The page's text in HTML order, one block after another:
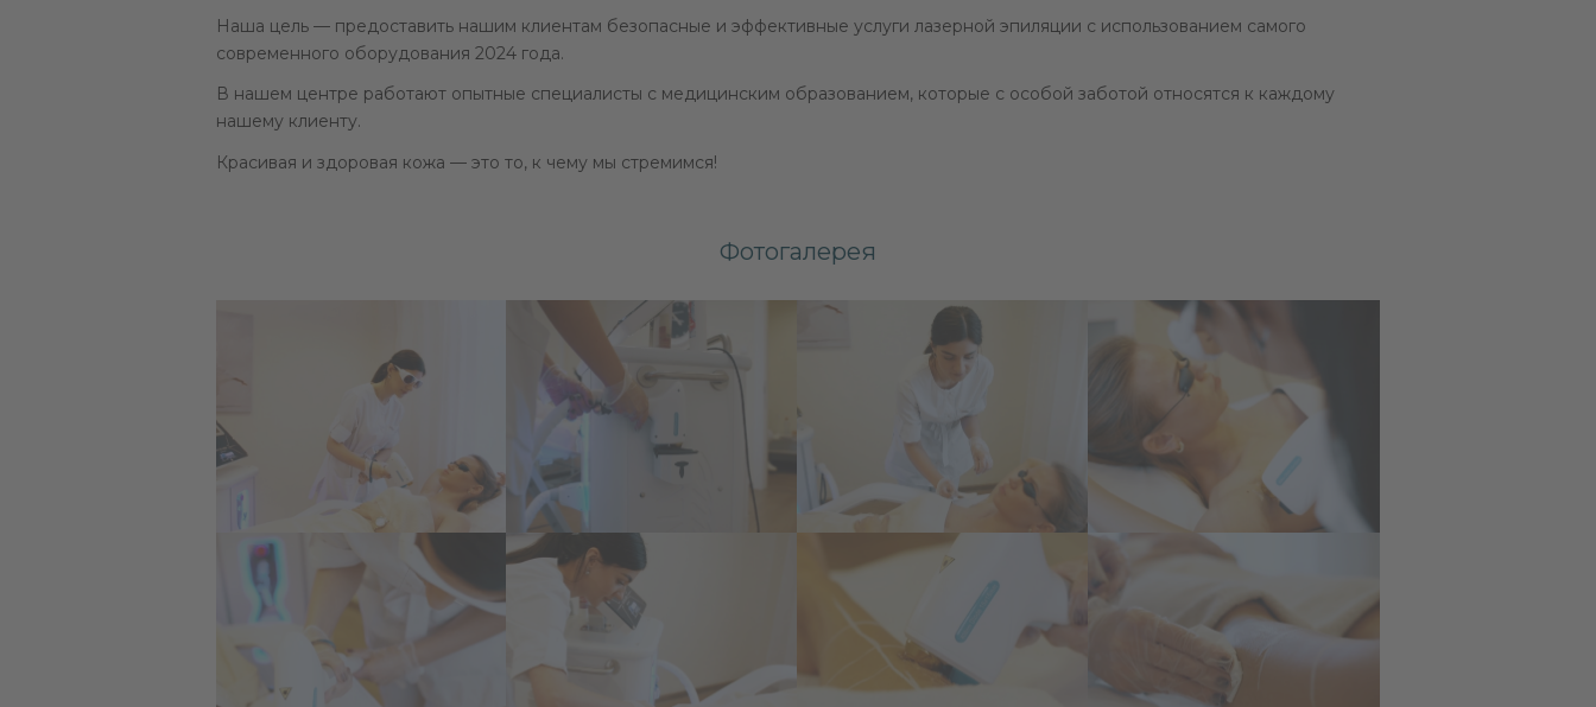
Наша цель — предоставить нашим клиентам безопасные и эффективные услуги лазерной эпиляции с использованием самого
современного оборудования 2024 года.
В нашем центре работают опытные специалисты с медицинским образованием, которые с особой заботой относятся к каждому
нашему клиенту.
Красивая и здоровая кожа — это то, к чему мы стремимся!
Фотогалерея